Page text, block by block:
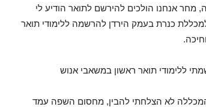
אנחנו הולכים להירשם לתואר הודיע לי
כנרת בעמק הירדן להרשמה ללימודי תואר
ללימודי תואר ראשון במשאבי אנוש
לא הצלחתי להבין, מחסום השפה עמד